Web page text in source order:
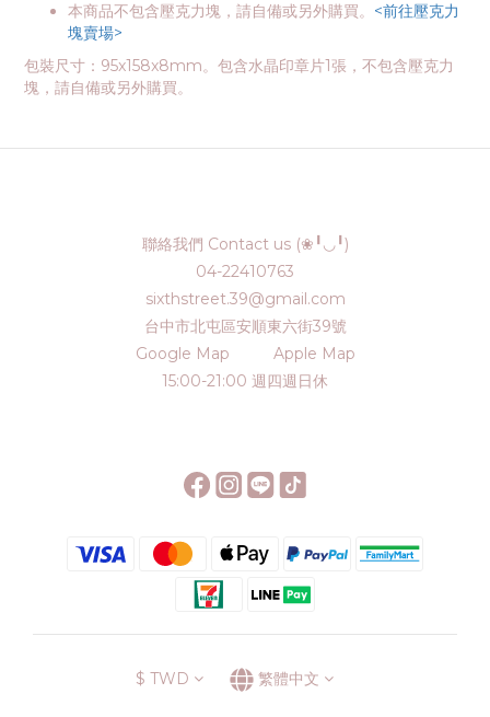
本商品不包含壓克力塊，請自備或另外購買。 <前往壓克力
塊賣場>
包裝尺寸：95x158x8mm。包含水晶印章片1張，不包含壓克力
塊，請自備或另外購買。
聯絡我們 Contact us (❀╹◡╹)
04-22410763
sixthstreet.39@gmail.com
台中市北屯區安順東六街39號
Google Map
Apple Map
15:00-21:00 週四週日休
$ TWD 繁體中文